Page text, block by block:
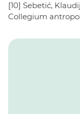
[10] Sebetić,
Collegium